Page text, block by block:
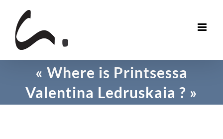
content
« Where is Printsessa
Valentina Ledruskaia ? »